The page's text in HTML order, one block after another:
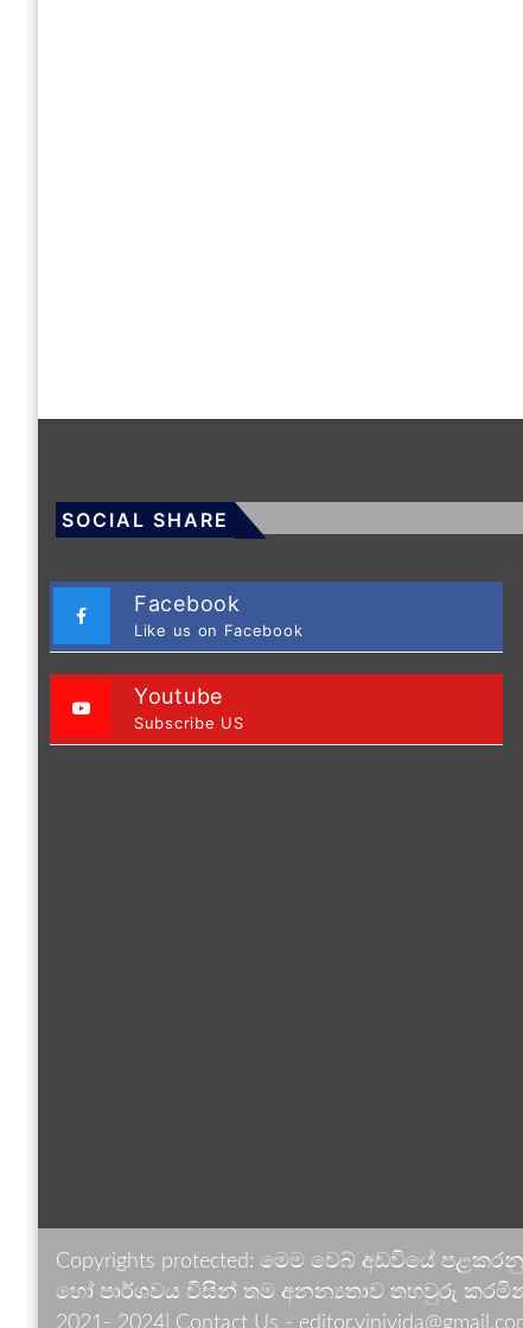
SOCIAL SHARE
Facebook
Like us on Facebook
Youtube
Subscribe US
Copyrights protected: මෙම වෙබ් අඩවියේ
හෝ පාර්ශවය විසින් තම අනන්‍යතාව තහවුරු කරමින්
2021- 2024| Contact Us -